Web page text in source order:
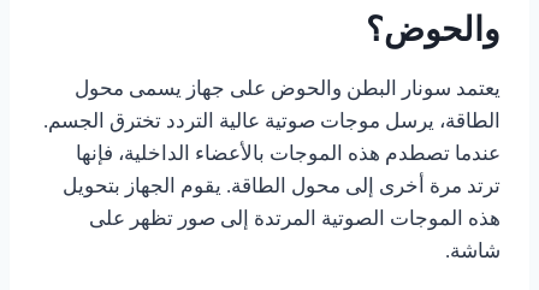
والحوض؟
يعتمد سونار البطن والحوض على جهاز يسمى محول
الطاقة، يرسل موجات صوتية عالية التردد تخترق الجسم.
عندما تصطدم هذه الموجات بالأعضاء الداخلية، فإنها
ترتد مرة أخرى إلى محول الطاقة. يقوم الجهاز بتحويل
هذه الموجات الصوتية المرتدة إلى صور تظهر على
شاشة.